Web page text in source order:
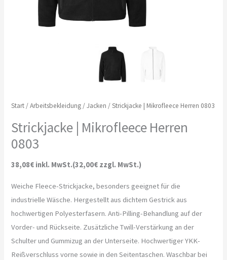
Start /Arbeitsbekleidung /Jacken / Strickjacke | Mikrofleece Herren 0803
Strickjacke | Mikrofleece Herren
0803
38,08€ inkl. MwSt.(32,00€ zzgl. MwSt.)
Weiche Fleece-Strickjacke, besonders geeignet für die
industrielle Wäsche. Hergestellt aus dichtem Gestrick aus
hochwertigen Polyesterfasern. Anti-Pilling-Behandlung auf der
Vorder- und Rückseite. Zusätzliche Twill-Verstärkung an der
Schulter und Gummizug an der Unterseite. Hochwertiger YKK-
Reißverschluss vorne sowie in den Seitentaschen. Waschbar bei